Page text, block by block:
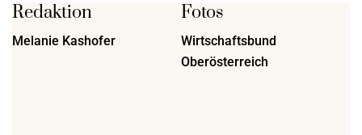
Redaktion
Melanie Kashofer
Fotos
Wirtschaftsbund
Oberösterreich